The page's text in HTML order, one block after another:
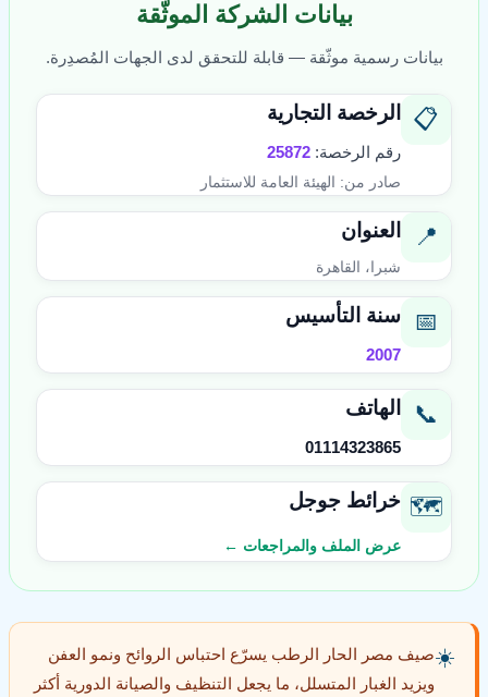
بيانات الشركة الموثّقة
بيانات رسمية موثّقة — قابلة للتحقق لدى الجهات المُصدِرة.
📋 الرخصة التجارية
رقم الرخصة: 25872
صادر من: الهيئة العامة للاستثمار
📍 العنوان
شبرا، القاهرة
📅 سنة التأسيس
2007
📞 الهاتف
01114323865
🗺️ خرائط جوجل
عرض الملف والمراجعات ←
☀️صيف مصر الحار الرطب يسرّع احتباس الروائح ونمو العفن
ويزيد الغبار المتسلل، ما يجعل التنظيف والصيانة الدورية أكثر